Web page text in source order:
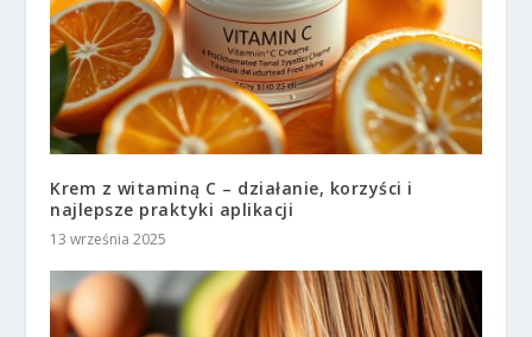
Krem z witaminą C – działanie, korzyści i
najlepsze praktyki aplikacji
13 września 2025